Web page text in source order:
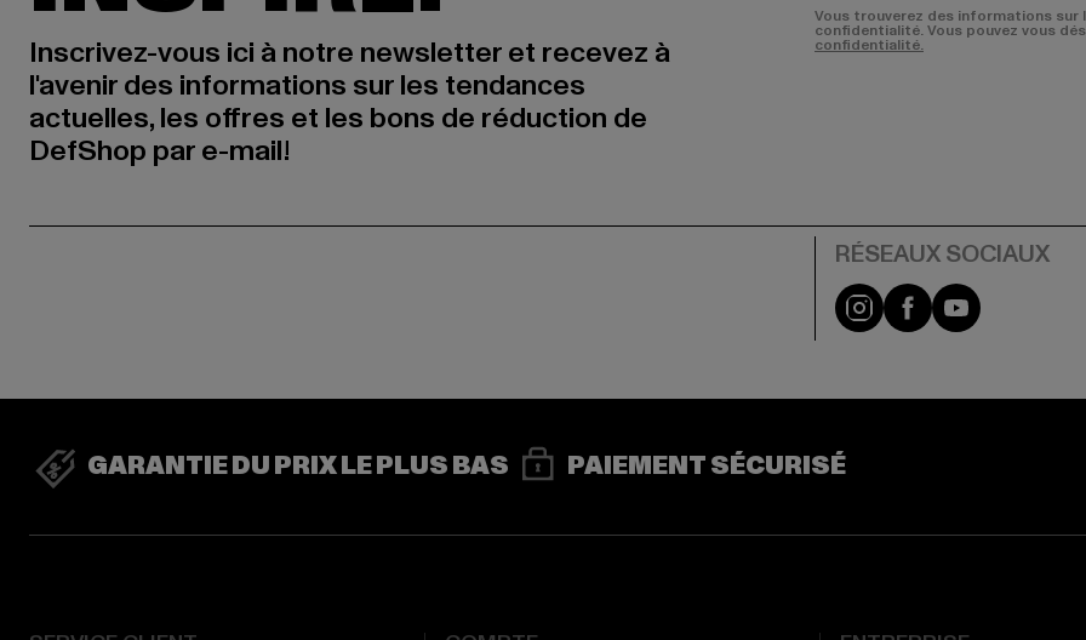
Inscrivez-vous ici à notre newsletter et recevez à
l'avenir des informations sur les tendances
actuelles, les offres et les bons de réduction de
DefShop par e-mail!
Vous trouverez des informations
confidentialité. Vous pouvez vous
confidentialité.
Visit our Instagram
Visit ourVisit our
GARANTIE DU PRIX LE PLUS BAS PAIEMENT SÉCURISÉ